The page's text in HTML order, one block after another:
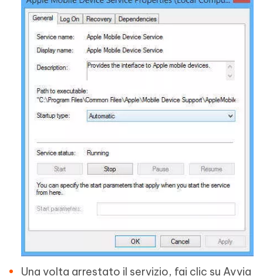
Una volta arrestato il servizio, fai clic su Avvia